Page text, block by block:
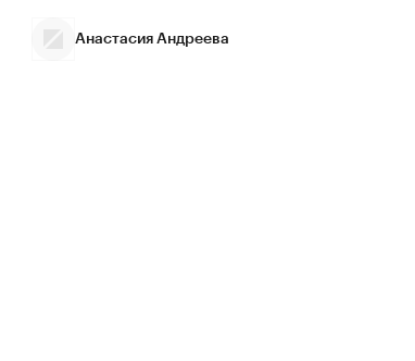
Анастасия Андреева